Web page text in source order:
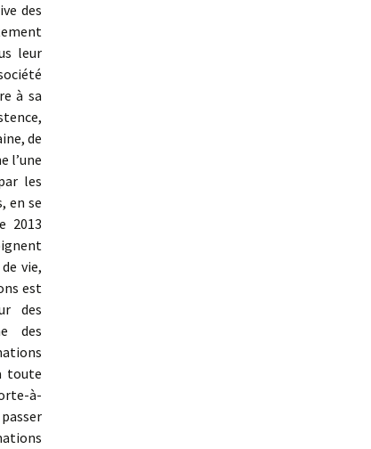
des
leur
à sa
de
l’une
les
en se
2013
vie,
est
des
des
toute
à-